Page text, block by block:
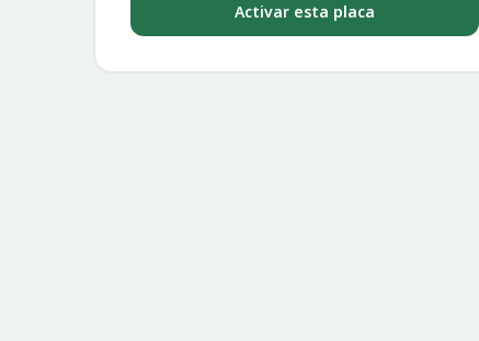
Activar esta placa